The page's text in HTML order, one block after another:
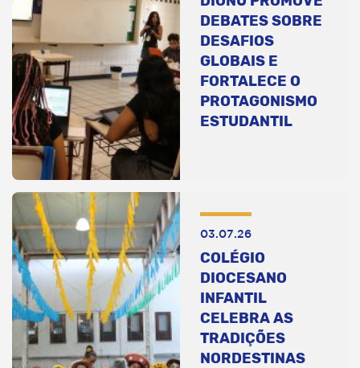
DEBATES SOBRE
DESAFIOS
GLOBAIS E
FORTALECE O
PROTAGONISMO
ESTUDANTIL
03.07.26
COLÉGIO
DIOCESANO
INFANTIL
CELEBRA AS
TRADIÇÕES
NORDESTINAS